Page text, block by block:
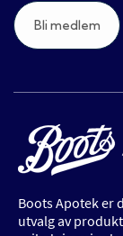
Bli medlem
Boots Apotek er
utvalg av